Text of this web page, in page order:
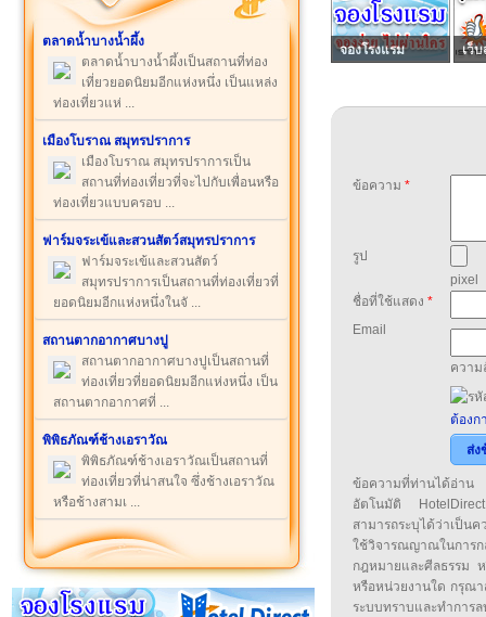
ตลาดน้ำบางน้ำผึ้ง
ตลาดน้ำบางน้ำผึ้งเป็นสถานที่ท่อง
เที่ยวยอดนิยมอีกแห่งหนึ่ง เป็นแหล่ง
ท่องเที่ยวแห่ ...
เมืองโบราณ สมุทรปราการ
เมืองโบราณ สมุทรปราการเป็น
สถานที่ท่องเที่ยวที่จะไปกับเพื่อนหรือ
ท่องเที่ยวแบบครอบ ...
ฟาร์มจระเข้และสวนสัตว์สมุทรปราการ
ฟาร์มจระเข้และสวนสัตว์
สมุทรปราการเป็นสถานที่ท่องเที่ยวที่
ยอดนิยมอีกแห่งหนึ่งในจั ...
สถานตากอากาศบางปู
สถานตากอากาศบางปูเป็นสถานที่
ท่องเที่ยวที่ยอดนิยมอีกแห่งหนึ่ง เป็น
สถานตากอากาศที่ ...
พิพิธภัณฑ์ช้างเอราวัณ
พิพิธภัณฑ์ช้างเอราวัณเป็นสถานที่
ท่องเที่ยวที่น่าสนใจ ซึ่งช้างเอราวัณ
หรือช้างสามเ ...
จองโรงแรม เว็บ
ข้อความ *
รูป
pixel
ชื่อที่ใช้แสดง *
Email
ความ
ต้องก
ส่ง
ข้อความที่ท่านได้อ่าน
อัตโนมัติ
สามารถระบุได้ว่าเป็น
ใช้วิจารณญาณในกา
กฎหมายและศีลธรรม
หรือหน่วยงานใด กรุณา
ระบบทราบและทำกา